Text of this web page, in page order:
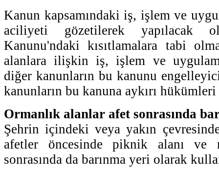
Kanun kapsamındaki iş, işlem ve
aciliyeti gözetilerek yapılacak
Kanunu'ndaki kısıtlamalara tabi
alanlara ilişkin iş, işlem ve
diğer kanunların bu kanunu
kanunların bu kanuna aykırı
Ormanlık alanlar afet sonrasında
Şehrin içindeki veya yakın
afetler öncesinde piknik alanı ve
sonrasında da barınma yeri olarak